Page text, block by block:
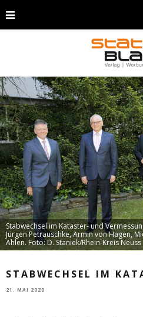
Stabwechsel im Kataster- und
Jürgen Petrauschke, Armin von Hagen,
Ahlen. Foto: D. Staniek/Rhein-Kreis Neuss
STABWECHSEL IM
21. MAI 2020